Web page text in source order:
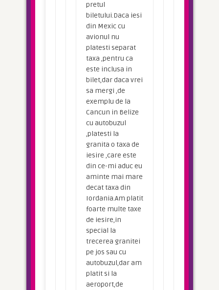
pretul
biletului.Daca iesi
din Mexic cu
avionul nu
platesti separat
taxa ,pentru ca
este inclusa in
bilet,dar daca vrei
sa mergi ,de
exemplu de la
Cancun in Belize
cu autobuzul
,platesti la
granita o taxa de
iesire ,care este
din ce-mi aduc eu
aminte mai mare
decat taxa din
Iordania.Am platit
foarte multe taxe
de iesire,in
special la
trecerea granitei
pe jos sau cu
autobuzul,dar am
platit si la
aeroport,de